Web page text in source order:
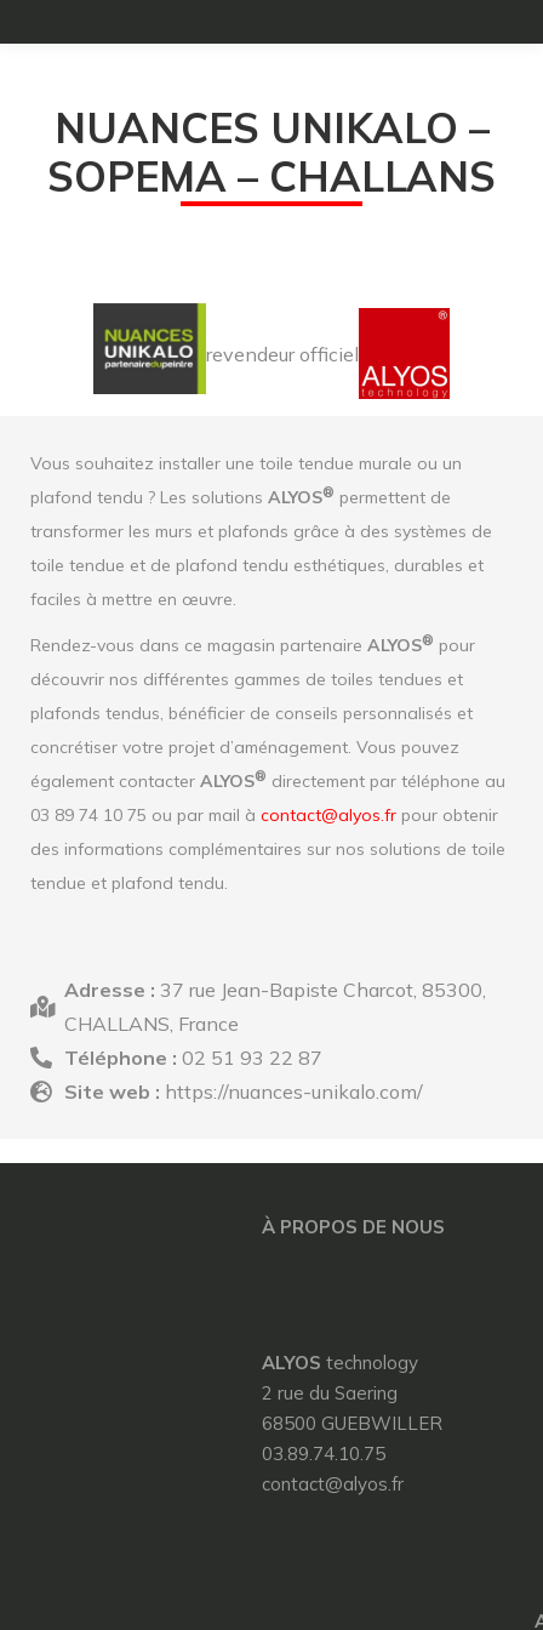
NUANCES UNIKALO –
SOPEMA – CHALLANS
revendeur officiel
Vous souhaitez installer une toile tendue murale ou un
plafond tendu ? Les solutions ALYOS® permettent de
transformer les murs et plafonds grâce à des systèmes de
toile tendue et de plafond tendu esthétiques, durables et
faciles à mettre en œuvre.
Rendez-vous dans ce magasin partenaire ALYOS® pour
découvrir nos différentes gammes de toiles tendues et
plafonds tendus, bénéficier de conseils personnalisés et
concrétiser votre projet d’aménagement. Vous pouvez
également contacter ALYOS® directement par téléphone au
03 89 74 10 75 ou par mail à contact@alyos.fr pour obtenir
des informations complémentaires sur nos solutions de toile
tendue et plafond tendu.
Adresse : 37 rue Jean-Bapiste Charcot, 85300,
CHALLANS, France
Téléphone : 02 51 93 22 87
Site web : https://nuances-unikalo.com/
À PROPOS DE NOUS
ALYOS technology
2 rue du Saering
68500 GUEBWILLER
03.89.74.10.75
contact@alyos.fr